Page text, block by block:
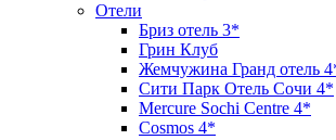
Отели
Бриз отель 3*
Грин Клуб
Жемчужина Гранд отель
Сити Парк Отель Сочи 4*
Mercure Sochi Centre 4*
Cosmos 4*